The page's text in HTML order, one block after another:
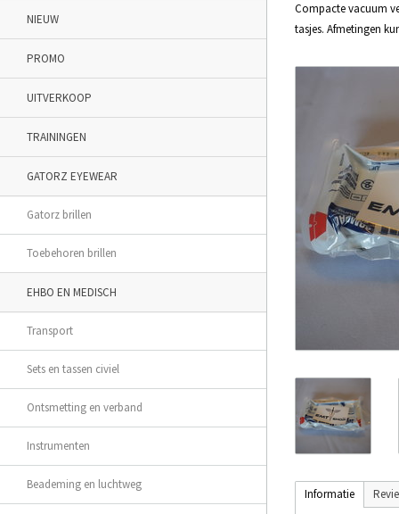
NIEUW
PROMO
UITVERKOOP
TRAININGEN
GATORZ EYEWEAR
Gatorz brillen
Toebehoren brillen
EHBO EN MEDISCH
Transport
Sets en tassen civiel
Ontsmetting en verband
Instrumenten
Beademing en luchtweg
Compacte vacuum
tasjes. Afmetingen
Informatie